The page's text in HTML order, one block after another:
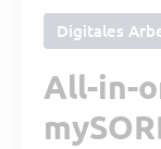
Digitales
All-in-